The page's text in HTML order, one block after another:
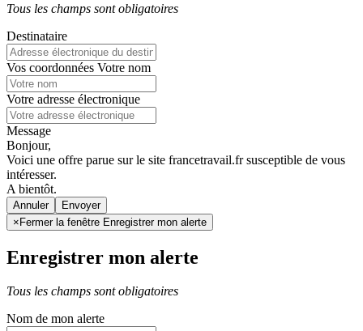
Tous les champs sont obligatoires
Destinataire
Vos coordonnées Votre nom
Votre adresse électronique
Message
Bonjour,
Voici une offre parue sur le site francetravail.fr susceptible de vous
intéresser.
A bientôt.
Annuler
×Fermer la fenêtre Enregistrer mon alerte
Enregistrer mon alerte
Tous les champs sont obligatoires
Nom de mon alerte